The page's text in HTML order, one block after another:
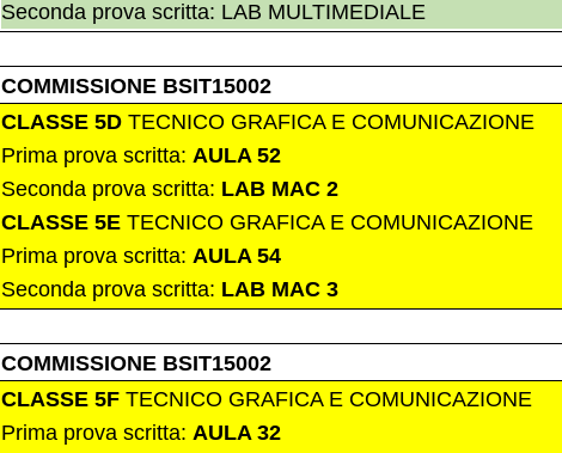
Seconda prova scritta: LAB MULTIMEDIALE
COMMISSIONE BSIT15002
CLASSE 5DTECNICO GRAFICA E COMUNICAZIONE
Prima prova scritta: AULA 52
Seconda prova scritta: LAB MAC 2
CLASSE 5ETECNICO GRAFICA E COMUNICAZIONE
Prima prova scritta: AULA 54
Seconda prova scritta: LAB MAC 3
COMMISSIONE BSIT15002
CLASSE 5FTECNICO GRAFICA E COMUNICAZIONE
Prima prova scritta: AULA 32